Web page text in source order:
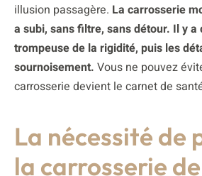
illusion passagère. La carrosserie
a subi, sans filtre, sans détour. Il y a
trompeuse de la rigidité, puis les
sournoisement. Vous ne pouvez
carrosserie devient le carnet de
La nécessité de
la carrosserie